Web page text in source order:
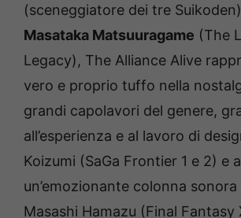
(sceneggiatore dei tre
Masataka Matsuuragame (The
Legacy), The Alliance Alive
vero e proprio tuffo nella
grandi capolavori del genere,
all’esperienza e al lavoro di
Koizumi (SaGa Frontier 1 e 2) e a
un’emozionante colonna
Masashi Hamazu (Final Fantasy